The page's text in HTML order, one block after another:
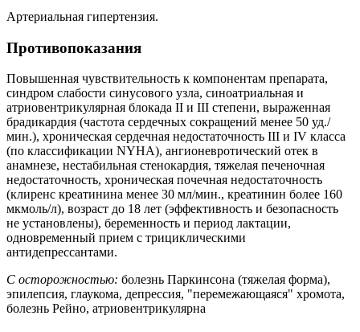
Артериальная гипертензия.
Противопоказания
Повышенная чувствительность к компонентам препарата,
синдром слабости синусового узла, синоатриальная и
атриовентрикулярная блокада II и III степени, выраженная
брадикардия (частота сердечных сокращений менее 50 уд./
мин.), хроническая сердечная недостаточность III и IV класса
(по классификации NYHA), ангионевротический отек в
анамнезе, нестабильная стенокардия, тяжелая печеночная
недостаточность, хроническая почечная недостаточность
(клиренс креатинина менее 30 мл/мин., креатинин более 160
мкмоль/л), возраст до 18 лет (эффективность и безопасность
не установлены), беременность и период лактации,
одновременный прием с трициклическими
антидепрессантами.
С осторожностью: болезнь Паркинсона (тяжелая форма),
эпилепсия, глаукома, депрессия, "перемежающаяся" хромота,
болезнь Рейно, атриовентрикулярна